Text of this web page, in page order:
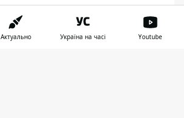
Актуально Україна на часі Youtube